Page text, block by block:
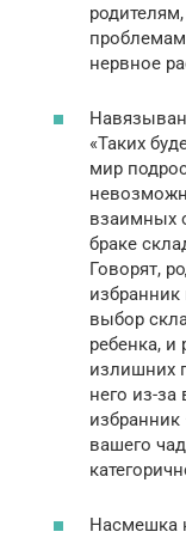
нервное
«Таких
мир
взаимных
браке
Говорят,
избранник
выбор
ребенка, и
излишних
него из-
вашего
Насмешка